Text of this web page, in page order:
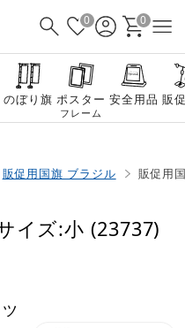
0 0
のぼり旗 ポスター
フレーム
安全用品 販
販促用国旗 ブラジル 販促用
イズ:小 (23737)